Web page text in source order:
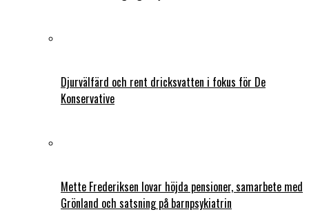
Djurvälfärd och rent dricksvatten i fokus för De
Konservative
Mette Frederiksen lovar höjda pensioner, samarbete med
Grönland och satsning på barnpsykiatrin